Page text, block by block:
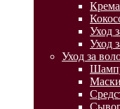
Уход
Уход
Уход за